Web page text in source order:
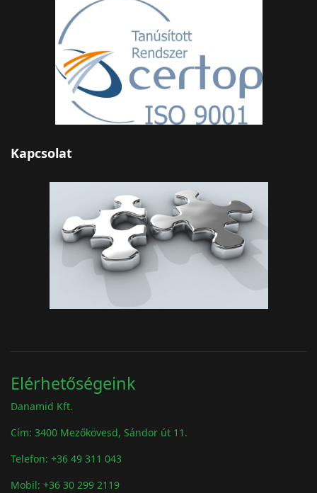
Kapcsolat
Elérhetőségeink
Danamid Kft.
Cím: 3400 Mezőkövesd, Sándor út 11.
Telefon: +36 49 311 043
Mobil: +36 30 299 2119